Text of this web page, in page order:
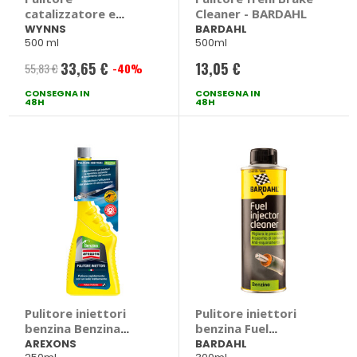
catalizzatore e
sonda Lambda -
WYNNS
WYNNS
500 ml
55,83 € Prezzo
speciale
33,65 € -40%
CONSEGNA IN
48H
Cleaner - BARDAHL
BARDAHL
500ml
13,05 €
CONSEGNA IN
48H
Pulitore iniettori
benzina Benzina
Pulitore Iniettori -
AREXONS
Pulitore iniettori
benzina Fuel
Injector Cleaner -
BARDAHL